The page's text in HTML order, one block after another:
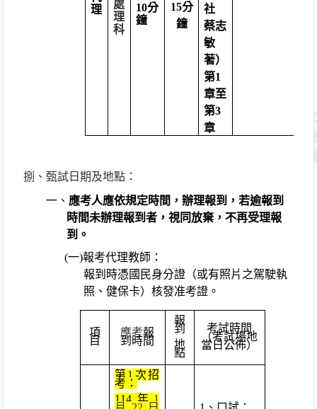
理
處
理
科
10分
鐘
15分
鐘
社
蔡志
敏
著）
第1
章至
第3
章
捌、甄試日期及地點：
一、 應考人應依規定時間，辦理報到，若逾報到
時間未辦理報到者，視同放棄，不再受理報
到。
(一)報考代理教師：
報到時憑國民身分證（或有照片之駕駛執
照、健保卡）核發准考證。
項
目
應考報
到時間
報
到
地
點
考試時間
（考試場地
當日公佈）
第 1 次招
考：
114年 1